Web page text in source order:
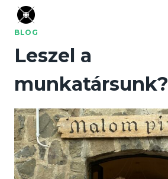
Skip
BLOG
Leszel a
munkatársunk?